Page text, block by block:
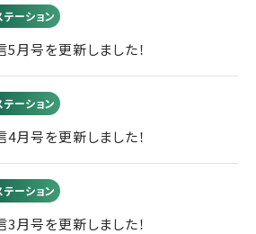
ーション
月号を更新しました！
ーション
月号を更新しました！
ーション
月号を更新しました！